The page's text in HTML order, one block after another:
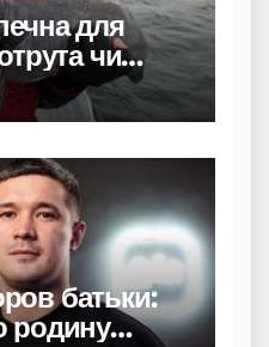
для
чи
батьки:
родину